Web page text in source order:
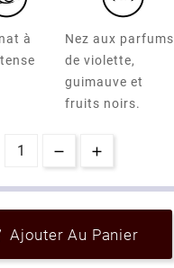
à
Nez aux parfums
de violette,
guimauve et
fruits noirs.
Ajouter Au Panier